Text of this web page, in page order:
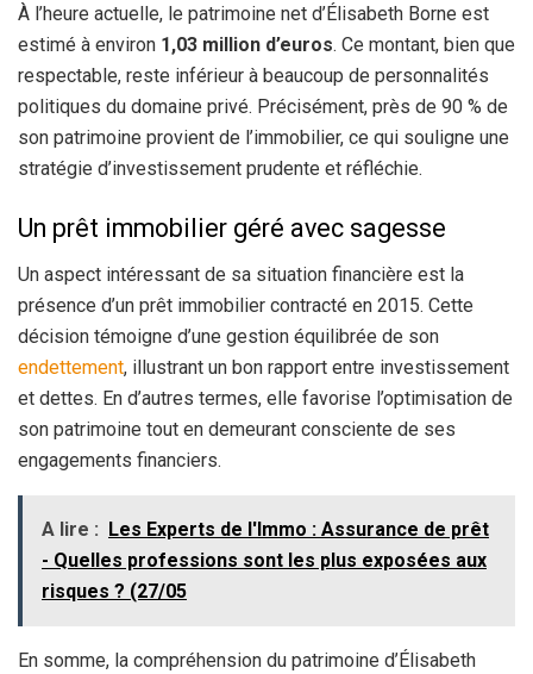
À l’heure actuelle, le patrimoine net d’Élisabeth Borne est
estimé à environ 1,03 million d’euros. Ce montant, bien que
respectable, reste inférieur à beaucoup de personnalités
politiques du domaine privé. Précisément, près de 90 % de
son patrimoine provient de l’immobilier, ce qui souligne une
stratégie d’investissement prudente et réfléchie.
Un prêt immobilier géré avec sagesse
Un aspect intéressant de sa situation financière est la
présence d’un prêt immobilier contracté en 2015. Cette
décision témoigne d’une gestion équilibrée de son
endettement, illustrant un bon rapport entre investissement
et dettes. En d’autres termes, elle favorise l’optimisation de
son patrimoine tout en demeurant consciente de ses
engagements financiers.
A lire : Les Experts de l'Immo : Assurance de prêt
- Quelles professions sont les plus exposées aux
risques ? (27/05
En somme, la compréhension du patrimoine d’Élisabeth